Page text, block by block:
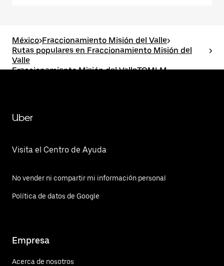
México>Fraccionamiento Misión del Valle>
Rutas populares en Fraccionamiento Misión del
Valle
>
Fraccionamiento Misión del ValleTOMLM
Uber
Visita el Centro de Ayuda
No vender ni compartir mi información personal
Política de datos de Google
Empresa
Acerca de nosotros